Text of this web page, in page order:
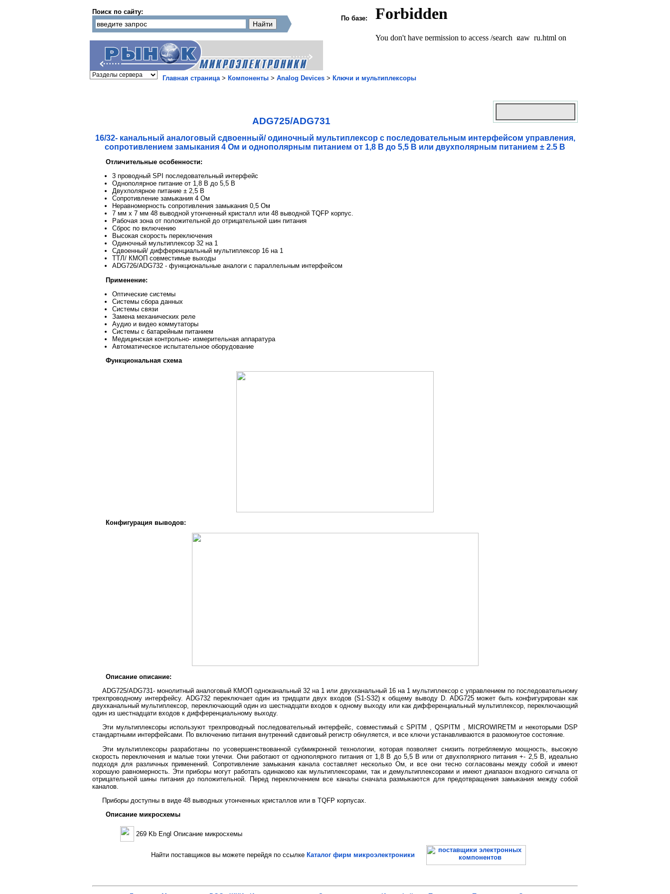
Поиск по сайту:
По базе:
Главная страница> Компоненты > Analog Devices > Ключи и мультиплексоры
ADG725/ADG731
16/32- канальный аналоговый сдвоенный/ одиночный мультиплексор с последовательным интерфейсом управления,
сопротивлением замыкания 4 Ом и однополярным питанием от 1,8 В до 5,5 В или двухполярным питанием ± 2.5 В
Отличительные особенности:
3 проводный SPI последовательный интерфейс
Однополярное питание от 1,8 В до 5,5 В
Двухполярное питание ± 2,5 В
Сопротивление замыкания 4 Ом
Неравномерность сопротивления замыкания 0,5 Ом
7 мм x 7 мм 48 выводной утонченный кристалл или 48 выводной TQFP корпус.
Рабочая зона от положительной до отрицательной шин питания
Сброс по включению
Высокая скорость переключения
Одиночный мультиплексор 32 на 1
Сдвоенный/ дифференциальный мультиплексор 16 на 1
ТТЛ/ КМОП совместимые выходы
ADG726/ADG732 - функциональные аналоги c параллельным интерфейсом
Применение:
Оптические системы
Системы сбора данных
Системы связи
Замена механических реле
Аудио и видео коммутаторы
Системы с батарейным питанием
Медицинская контрольно- измерительная аппаратура
Автоматическое испытательное оборудование
Функциональная схема
Конфигурация выводов:
Описание описание:
ADG725/ADG731- монолитный аналоговый КМОП одноканальный 32 на 1 или двухканальный 16 на 1 мультиплексор с управлением по последовательному
трехпроводному интерфейсу. ADG732 переключает один из тридцати двух входов (S1-S32) к общему выводу D. ADG725 может быть конфигурирован как
двухканальный мультиплексор, переключающий один из шестнадцати входов к одному выходу или как дифференциальный мультиплексор, переключающий
один из шестнадцати входов к дифференциальному выходу.
Эти мультиплексоры используют трехпроводный последовательный интерфейс, совместимый с SPITM , QSPITM , MICROWIRETM и некоторыми DSP
стандартными интерфейсами. По включению питания внутренний сдвиговый регистр обнуляется, и все ключи устанавливаются в разомкнутое состояние.
Эти мультиплексоры разработаны по усовершенствованной субмикронной технологии, которая позволяет снизить потребляемую мощность, высокую
скорость переключения и малые токи утечки. Они работают от однополярного питания от 1,8 В до 5,5 В или от двухполярного питания +- 2,5 В, идеально
подходя для различных применений. Сопротивление замыкания канала составляет несколько Ом, и все они тесно согласованы между собой и имеют
хорошую равномерность. Эти приборы могут работать одинаково как мультиплексорами, так и демультиплексорами и имеют диапазон входного сигнала от
отрицательной шины питания до положительной. Перед переключением все каналы сначала размыкаются для предотвращения замыкания между собой
каналов.
Приборы доступны в виде 48 выводных утонченных кристаллов или в TQFP корпусах.
Описание микросхемы
269 Kb Engl Описание микросхемы
Найти поставщиков вы можете перейдя по ссылке Каталог фирм микроэлектроники